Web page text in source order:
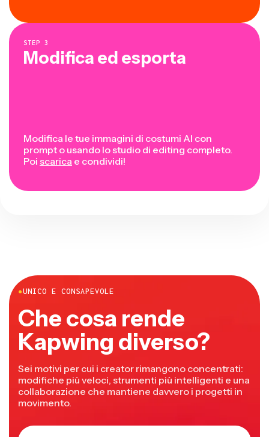
STEP 3
Modifica ed esporta
Modifica le tue immagini di costumi AI con
prompt o usando lo studio di editing completo.
Poi scarica e condividi!
●UNICO E CONSAPEVOLE
Che cosa rende
Kapwing diverso?
Sei motivi per cui i creator rimangono concentrati:
modifiche più veloci, strumenti più intelligenti e una
collaborazione che mantiene davvero i progetti in
movimento.